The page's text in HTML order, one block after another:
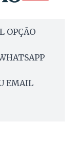
OPÇÃO
EMAIL